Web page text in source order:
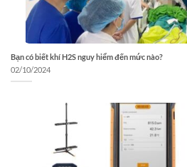
Bạn có biết khí H2S nguy hiểm đến mức nào?
02/10/2024